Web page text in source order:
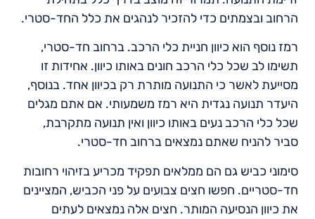
הרחוב ובצמתים כדי להזכיר לנהגים את כלל החד-סטרי.
רמז נוסף הוא כיוון חניית כלי הרכב. ברחוב חד-סטרי,
תשימו לב שכל כלי הרכב חונים באותו כיוון. אחידות זו
מסייעת לאשר כי התנועה מותרת רק בכיוון אחד. בנוסף,
היעדר תנועה נגדית היא רמז משמעותי. אם אתם מגלים
שכל כלי הרכב נעים באותו כיוון ואין תנועה מתקרבת,
סביר להניח שאתם נמצאים ברחוב חד-סטרי.
סימוני כביש גם הם ממלאים תפקיד מכריע בזיהוי רחובות
חד-סטריים. חפשו חצים צבועים על פני הכביש, המציינים
את כיוון הנסיעה המותר. חצים אלה נמצאים לעתים